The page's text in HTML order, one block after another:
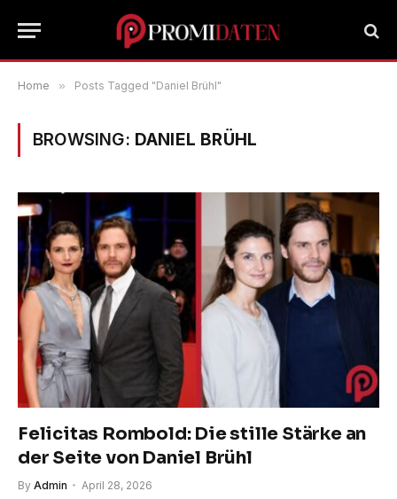
Home » Posts Tagged "Daniel Brühl"
BROWSING: DANIEL BRÜHL
Felicitas Rombold: Die stille Stärke an
der Seite von Daniel Brühl
By Admin April 28, 2026